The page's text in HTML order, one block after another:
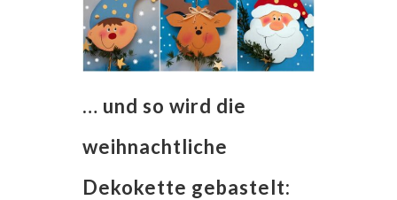
… und so wird die
weihnachtliche
Dekokette gebastelt: